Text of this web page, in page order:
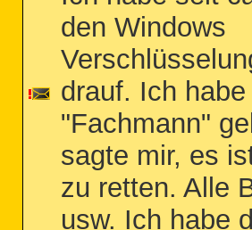
den Windows
drauf. Ich
"Fachmann"
sagte mir, es
zu retten. Alle
usw. Ich habe